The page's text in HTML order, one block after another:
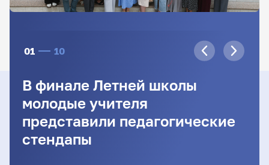
01 10
В финале Летней школы
молодые учителя
представили педагогические
стендапы